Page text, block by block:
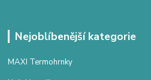
Nejoblíbenější kategorie
MAXI Termohrnky